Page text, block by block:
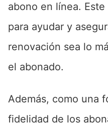
abono en línea.
para ayudar y
renovación sea lo
el abonado.
Además, como una
fidelidad de los